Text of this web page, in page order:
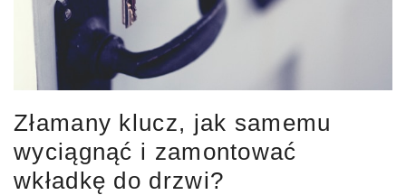
Złamany klucz, jak samemu
wyciągnąć i zamontować
wkładkę do drzwi?